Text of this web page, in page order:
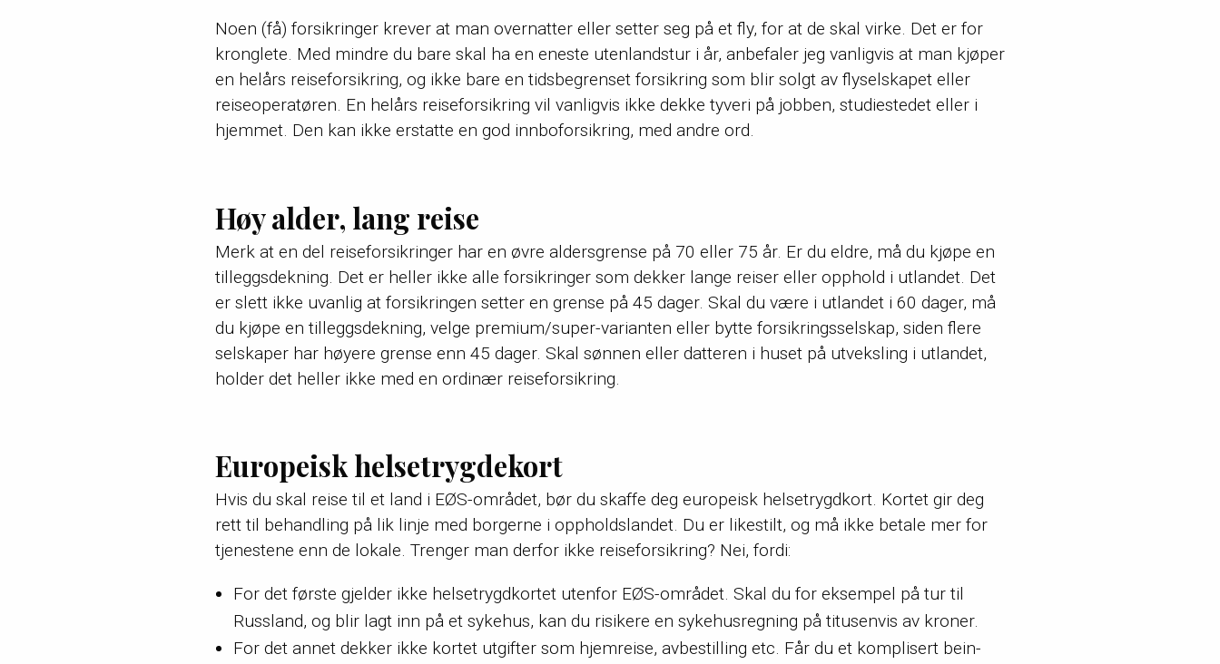
Noen (få) forsikringer krever at man overnatter eller setter seg på et fly, for at de skal virke. Det er for
kronglete. Med mindre du bare skal ha en eneste utenlandstur i år, anbefaler jeg vanligvis at man kjøper
en helårs reiseforsikring, og ikke bare en tidsbegrenset forsikring som blir solgt av flyselskapet eller
reiseoperatøren. En helårs reiseforsikring vil vanligvis ikke dekke tyveri på jobben, studiestedet eller i
hjemmet. Den kan ikke erstatte en god innboforsikring, med andre ord.
Høy alder, lang reise
Merk at en del reiseforsikringer har en øvre aldersgrense på 70 eller 75 år. Er du eldre, må du kjøpe en
tilleggsdekning. Det er heller ikke alle forsikringer som dekker lange reiser eller opphold i utlandet. Det
er slett ikke uvanlig at forsikringen setter en grense på 45 dager. Skal du være i utlandet i 60 dager, må
du kjøpe en tilleggsdekning, velge premium/super-varianten eller bytte forsikringsselskap, siden flere
selskaper har høyere grense enn 45 dager. Skal sønnen eller datteren i huset på utveksling i utlandet,
holder det heller ikke med en ordinær reiseforsikring.
Europeisk helsetrygdekort
Hvis du skal reise til et land i EØS-området, bør du skaffe deg europeisk helsetrygdkort. Kortet gir deg
rett til behandling på lik linje med borgerne i oppholdslandet. Du er likestilt, og må ikke betale mer for
tjenestene enn de lokale. Trenger man derfor ikke reiseforsikring? Nei, fordi:
For det første gjelder ikke helsetrygdkortet utenfor EØS-området. Skal du for eksempel på tur til
Russland, og blir lagt inn på et sykehus, kan du risikere en sykehusregning på titusenvis av kroner.
For det annet dekker ikke kortet utgifter som hjemreise, avbestilling etc. Får du et komplisert bein-